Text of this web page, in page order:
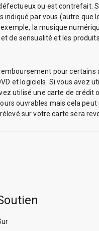
ou est contrefait.
indiqué par vous (autre
la musique
de sensualité et les
pour
et logiciels. Si vous
utilisé une carte de
ouvrables mais cela
sur votre carte sera